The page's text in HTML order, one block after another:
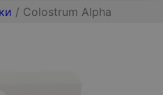
/ Colostrum Alpha